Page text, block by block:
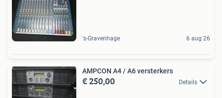
's-Gravenhage 6 aug 26
AMPCON A4 / A6 versterkers
€ 250,00 Details